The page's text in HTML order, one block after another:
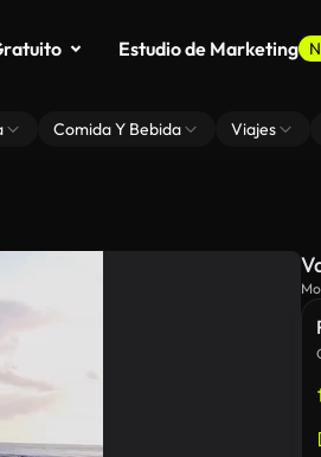
Estudio de Marketing
Comida Y Bebida Viajes